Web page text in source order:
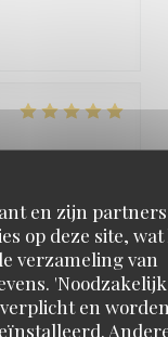
en zijn partners
op deze site,
verzameling van
en
de dîner entre